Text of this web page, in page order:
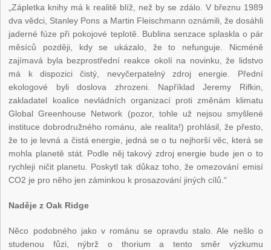
„Zápletka knihy má k realitě blíž, než by se zdálo. V březnu 1989
dva vědci, Stanley Pons a Martin Fleischmann oznámili, že dosáhli
jaderné fúze při pokojové teplotě. Bublina senzace splaskla o pár
měsíců později, kdy se ukázalo, že to nefunguje. Nicméně
zajímavá byla bezprostřední reakce okolí na novinku, že lidstvo
má k dispozici čistý, nevyčerpatelný zdroj energie. Přední
ekologové byli doslova zhrozeni. Například Jeremy Rifkin,
zakladatel koalice nevládních organizací proti změnám klimatu
Global Greenhouse Network (pozor, tohle už nejsou smyšlené
instituce dobrodružného románu, ale realita!) prohlásil, že přesto,
že to je levná a čistá energie, jedná se o tu nejhorší věc, která se
mohla planetě stát. Podle něj takový zdroj energie bude jen o to
rychleji ničit planetu. Poskytl tak důkaz toho, že omezování emisí
CO2 je pro něho jen záminkou k prosazování jiných cílů.“
Naděje z Oak Ridge
Něco podobného jako v románu se opravdu stalo. Ale nešlo o
studenou fůzi, nýbrž o thorium a tento směr výzkumu